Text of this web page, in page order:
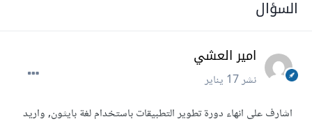
السؤال
امير العشي
نشر17 يناير
اشارف على انهاء دورة تطوير التطبيقات باستخدام لغة بايثون, واريد